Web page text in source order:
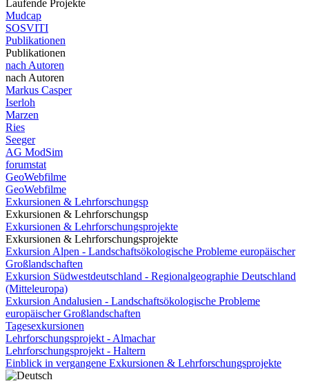
Laufende Projekte
Mudcap
SOSVITI
Publikationen
Publikationen
nach Autoren
nach Autoren
Markus Casper
Iserloh
Marzen
Ries
Seeger
AG ModSim
forumstat
GeoWebfilme
GeoWebfilme
Exkursionen & Lehrforschungsp
Exkursionen & Lehrforschungsp
Exkursionen & Lehrforschungsprojekte
Exkursionen & Lehrforschungsprojekte
Exkursion Alpen - Landschaftsökologische Probleme europäischer
Großlandschaften
Exkursion Südwestdeutschland - Regionalgeographie Deutschland
(Mitteleuropa)
Exkursion Andalusien - Landschaftsökologische Probleme
europäischer Großlandschaften
Tagesexkursionen
Lehrforschungsprojekt - Almachar
Lehrforschungsprojekt - Haltern
Einblick in vergangene Exkursionen & Lehrforschungsprojekte